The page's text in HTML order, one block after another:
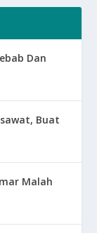
Dan
Buat
Malah